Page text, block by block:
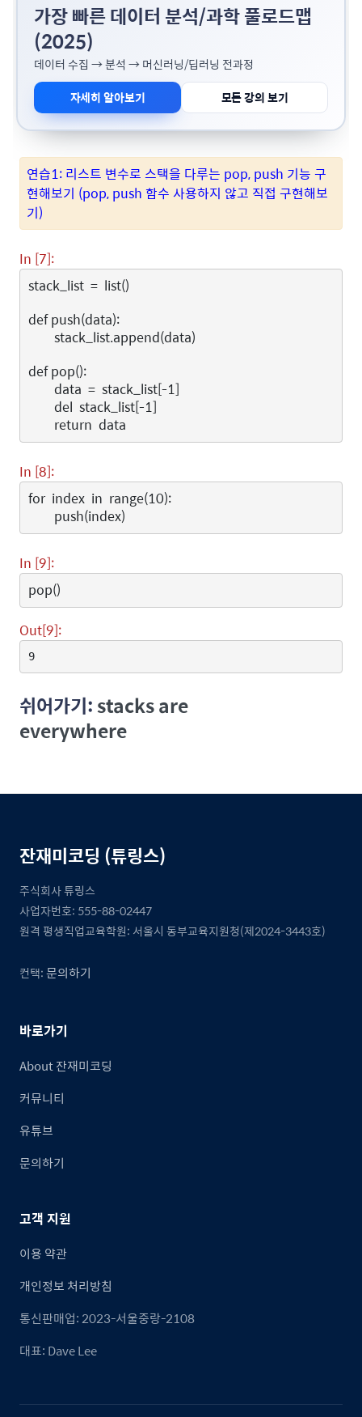
가장 빠른 데이터 분석/과학 풀로드맵
(2025)
데이터 수집 → 분석 → 머신러닝/딥러닝 전과정
자세히 알아보기
모든 강의 보기
연습1: 리스트 변수로 스택을 다루는 pop, push 기능 구
현해보기 (pop, push 함수 사용하지 않고 직접 구현해보
기)
In [7]:
stack_list = list()
def push(data):
stack_list.append(data)
def pop():
data = stack_list[-1]
del stack_list[-1]
return data
In [8]:
for index in range(10):
push(index)
In [9]:
pop()
Out[9]:
9
쉬어가기:stacks are
everywhere
잔재미코딩 (튜링스)
주식회사 튜링스
사업자번호: 555-88-02447
원격 평생직업교육학원: 서울시 동부교육지원청(제2024-3443호)
컨택:문의하기
바로가기
About 잔재미코딩
커뮤니티
유튜브
문의하기
고객 지원
이용 약관
개인정보 처리방침
통신판매업: 2023-서울중랑-2108
대표: Dave Lee